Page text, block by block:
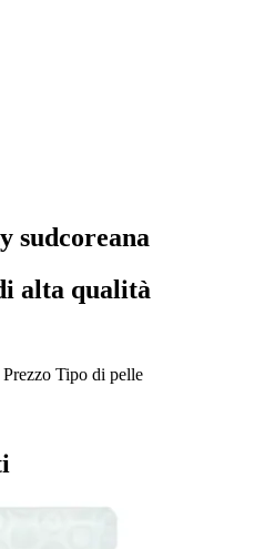
sudcoreana
alta qualità
Prezzo Tipo di pelle